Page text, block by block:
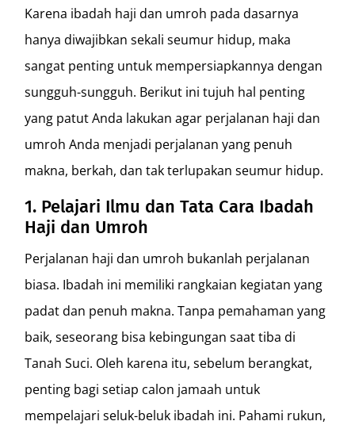
Karena ibadah haji dan umroh pada dasarnya
hanya diwajibkan sekali seumur hidup, maka
sangat penting untuk mempersiapkannya dengan
sungguh-sungguh. Berikut ini tujuh hal penting
yang patut Anda lakukan agar perjalanan haji dan
umroh Anda menjadi perjalanan yang penuh
makna, berkah, dan tak terlupakan seumur hidup.
1. Pelajari Ilmu dan Tata Cara Ibadah
Haji dan Umroh
Perjalanan haji dan umroh bukanlah perjalanan
biasa. Ibadah ini memiliki rangkaian kegiatan yang
padat dan penuh makna. Tanpa pemahaman yang
baik, seseorang bisa kebingungan saat tiba di
Tanah Suci. Oleh karena itu, sebelum berangkat,
penting bagi setiap calon jamaah untuk
mempelajari seluk-beluk ibadah ini. Pahami rukun,